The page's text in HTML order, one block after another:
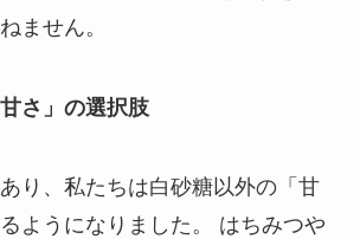
ません。
さ」の選択肢
り、私たちは白砂糖以外の「甘
ようになりました。 はちみつや